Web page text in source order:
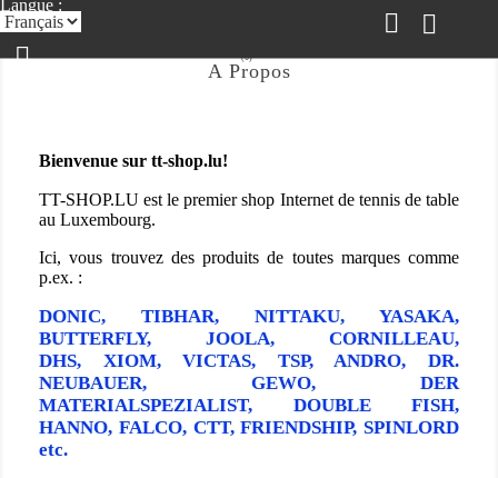
Langue :
(0)
A Propos
Bienvenue sur tt-shop.lu!
TT-SHOP.LU est le premier shop Internet de tennis de table
au Luxembourg.
Ici, vous trouvez des produits de toutes marques comme
p.ex. :
DONIC, TIBHAR, NITTAKU, YASAKA,
BUTTERFLY, JOOLA, CORNILLEAU,
DHS, XIOM, VICTAS, TSP,ANDRO, DR.
NEUBAUER, GEWO, DER
MATERIALSPEZIALIST, DOUBLE FISH,
HANNO, FALCO, CTT, FRIENDSHIP, SPINLORD
etc.